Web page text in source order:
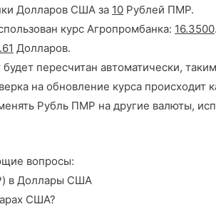
Долларов США за 10 Рублей ПМР.
курс Агропромбанка: 16.3500.
Долларов.
пересчитан автоматически,
на обновление курса происходит
Рубль ПМР на другие валюты,
вопросы:
в Доллары США
США?